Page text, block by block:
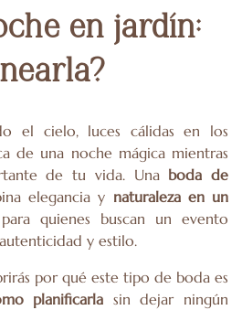
en jardín:
el cielo, luces cálidas en los
de una noche mágica mientras
de tu vida. Una boda de
elegancia y naturaleza en un
quienes buscan un evento
y estilo.
por qué este tipo de boda es
planificarla sin dejar ningún